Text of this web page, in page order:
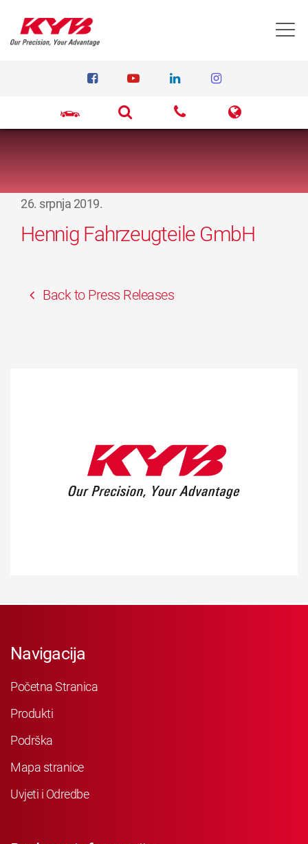
26. srpnja 2019.
Hennig Fahrzeugteile GmbH
Back to Press Releases
Navigacija
Početna Stranica
Produkti
Podrška
Mapa stranice
Uvjeti i Odredbe